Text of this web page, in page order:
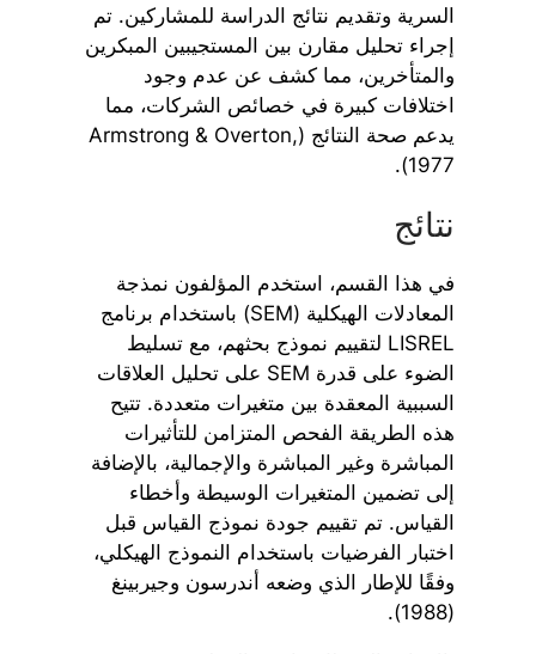
السرية وتقديم نتائج الدراسة للمشاركين. تم
إجراء تحليل مقارن بين المستجيبين المبكرين
والمتأخرين، مما كشف عن عدم وجود
اختلافات كبيرة في خصائص الشركات، مما
يدعم صحة النتائج (Armstrong & Overton,
1977).
نتائج
في هذا القسم، استخدم المؤلفون نمذجة
المعادلات الهيكلية (SEM) باستخدام برنامج
LISREL لتقييم نموذج بحثهم، مع تسليط
الضوء على قدرة SEM على تحليل العلاقات
السببية المعقدة بين متغيرات متعددة. تتيح
هذه الطريقة الفحص المتزامن للتأثيرات
المباشرة وغير المباشرة والإجمالية، بالإضافة
إلى تضمين المتغيرات الوسيطة وأخطاء
القياس. تم تقييم جودة نموذج القياس قبل
اختبار الفرضيات باستخدام النموذج الهيكلي،
وفقًا للإطار الذي وضعه أندرسون وجيربينغ
(1988).